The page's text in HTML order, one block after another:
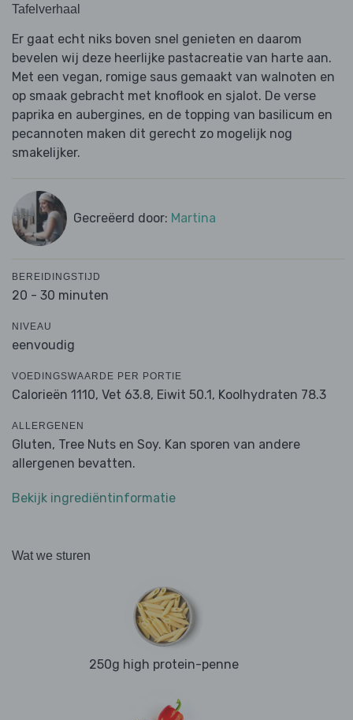
Tafelverhaal
Er gaat echt niks boven snel genieten en daarom
bevelen wij deze heerlijke pastacreatie van harte aan.
Met een vegan, romige saus gemaakt van walnoten en
op smaak gebracht met knoflook en sjalot. De verse
paprika en aubergines, en de topping van basilicum en
pecannoten maken dit gerecht zo mogelijk nog
smakelijker.
Gecreëerd door: Martina
BEREIDINGSTIJD
20 - 30 minuten
NIVEAU
eenvoudig
VOEDINGSWAARDE PER PORTIE
Calorieën 1110, Vet 63.8, Eiwit 50.1, Koolhydraten 78.3
ALLERGENEN
Gluten, Tree Nuts en Soy. Kan sporen van andere
allergenen bevatten.
Bekijk ingrediëntinformatie
Wat we sturen
250g high protein-penne